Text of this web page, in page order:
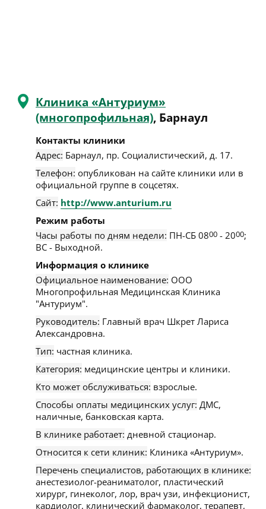
Клиника «Антуриум»
(многопрофильная), Барнаул
Контакты клиники
Адрес: Барнаул, пр. Социалистический, д. 17.
Телефон: опубликован на сайте клиники или в
официальной группе в соцсетях.
Сайт: http://www.anturium.ru
Режим работы
Часы работы по дням недели: ПН-СБ 0800 - 2000;
ВС - Выходной.
Информация о клинике
Официальное наименование: ООО
Многопрофильная Медицинская Клиника
"Антуриум".
Руководитель: Главный врач Шкрет Лариса
Александровна.
Тип: частная клиника.
Категория: медицинские центры и клиники.
Кто может обслуживаться: взрослые.
Способы оплаты медицинских услуг: ДМС,
наличные, банковская карта.
В клинике работает: дневной стационар.
Относится к сети клиник: Клиника «Антуриум».
Перечень специалистов, работающих в клинике:
анестезиолог-реаниматолог, пластический
хирург, гинеколог, лор, врач узи, инфекционист,
кардиолог, клинический фармаколог, терапевт,